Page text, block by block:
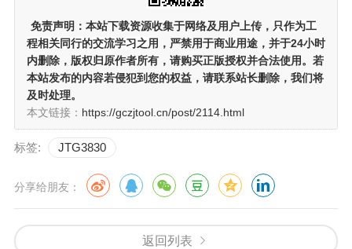
免责声明： 本站下载资源收集于网络及用户上传， 只作为工
程相关同行的交流学习之用 ，严禁用于商业用途，并于24小时
内删除，版权归原作者所有，请购买正版授权并合法使用。若
本站发布的内容若侵犯到您的权益，请联系站长删除，我们将
及时处理。
本文链接： https://gczjtool.cn/post/2114.html
标签: JTG3830
分享给朋友：
返回列表